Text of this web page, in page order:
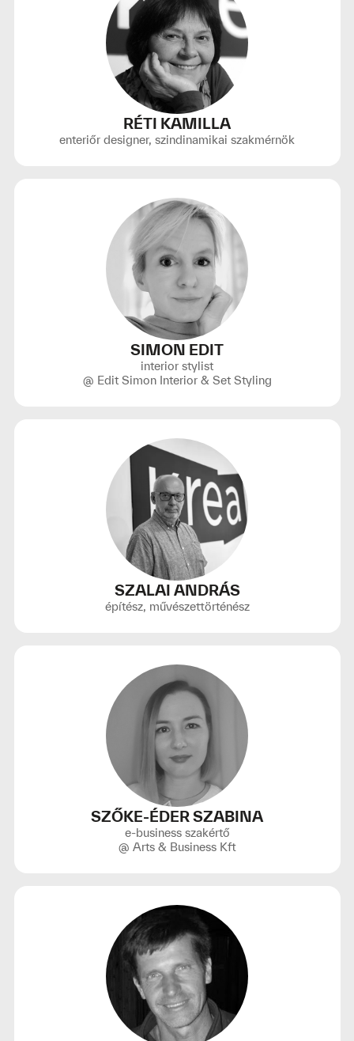
RÉTI KAMILLA
enteriőr designer, szindinamikai szakmérnök
SIMON EDIT
interior stylist
@ Edit Simon Interior & Set Styling
SZALAI ANDRÁS
építész, művészettörténész
SZŐKE-ÉDER SZABINA
e-business szakértő
@ Arts & Business Kft